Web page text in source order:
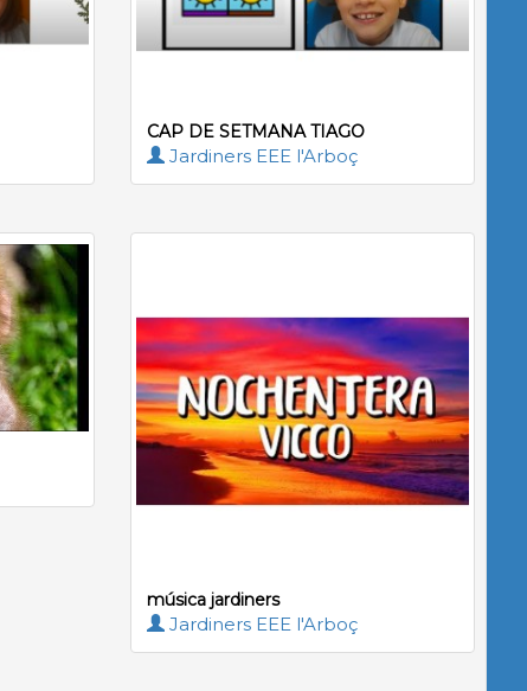
CAP DE SETMANA TIAGO
Jardiners EEE l'Arboç
música jardiners
Jardiners EEE l'Arboç